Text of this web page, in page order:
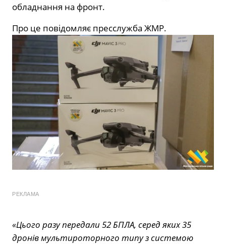
обладнання на фронт.
Про це повідомляє пресслужба ЖМР.
РЕКЛАМА
«Цього разу передали 52 БПЛА, серед яких 35
дронів мультироторного типу з системою